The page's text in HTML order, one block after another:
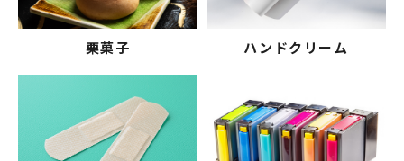
栗菓子 ハンドクリーム